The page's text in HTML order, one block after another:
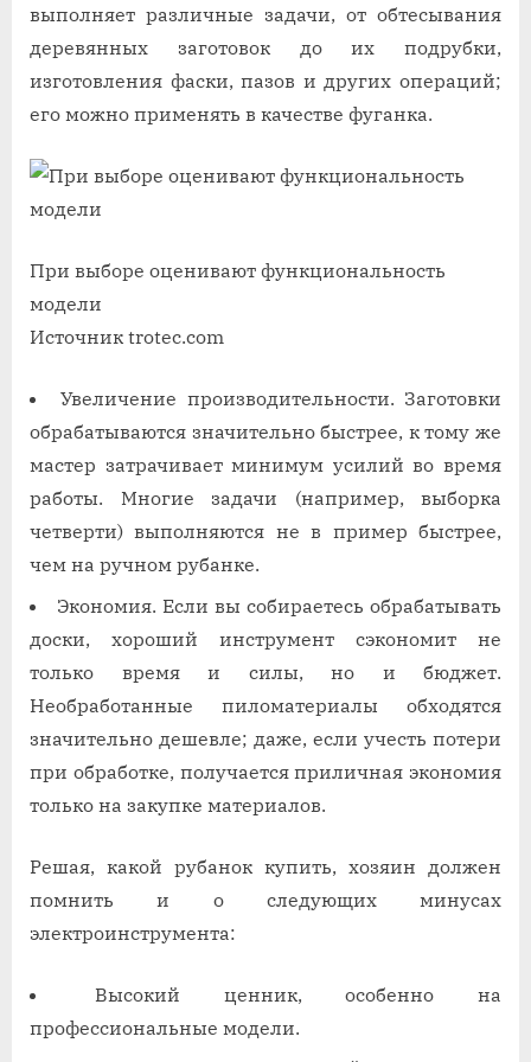
выполняет различные задачи, от обтесывания
деревянных заготовок до их подрубки,
изготовления фаски, пазов и других операций;
его можно применять в качестве фуганка.
При выборе оценивают функциональность
модели
Источник trotec.com
Увеличение производительности. Заготовки
обрабатываются значительно быстрее, к тому же
мастер затрачивает минимум усилий во время
работы. Многие задачи (например, выборка
четверти) выполняются не в пример быстрее,
чем на ручном рубанке.
Экономия. Если вы собираетесь обрабатывать
доски, хороший инструмент сэкономит не
только время и силы, но и бюджет.
Необработанные пиломатериалы обходятся
значительно дешевле; даже, если учесть потери
при обработке, получается приличная экономия
только на закупке материалов.
Решая, какой рубанок купить, хозяин должен
помнить и о следующих минусах
электроинструмента:
Высокий ценник, особенно на
профессиональные модели.